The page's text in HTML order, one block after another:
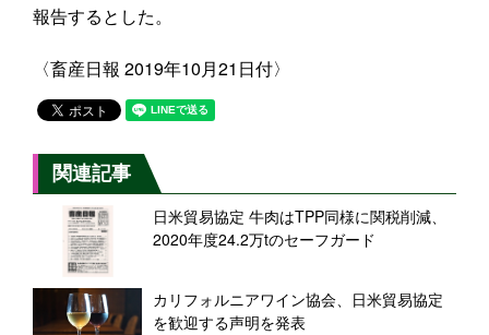
報告するとした。
〈畜産日報 2019年10月21日付〉
関連記事
日米貿易協定 牛肉はTPP同様に関税削減、
2020年度24.2万tのセーフガード
カリフォルニアワイン協会、日米貿易協定
を歓迎する声明を発表